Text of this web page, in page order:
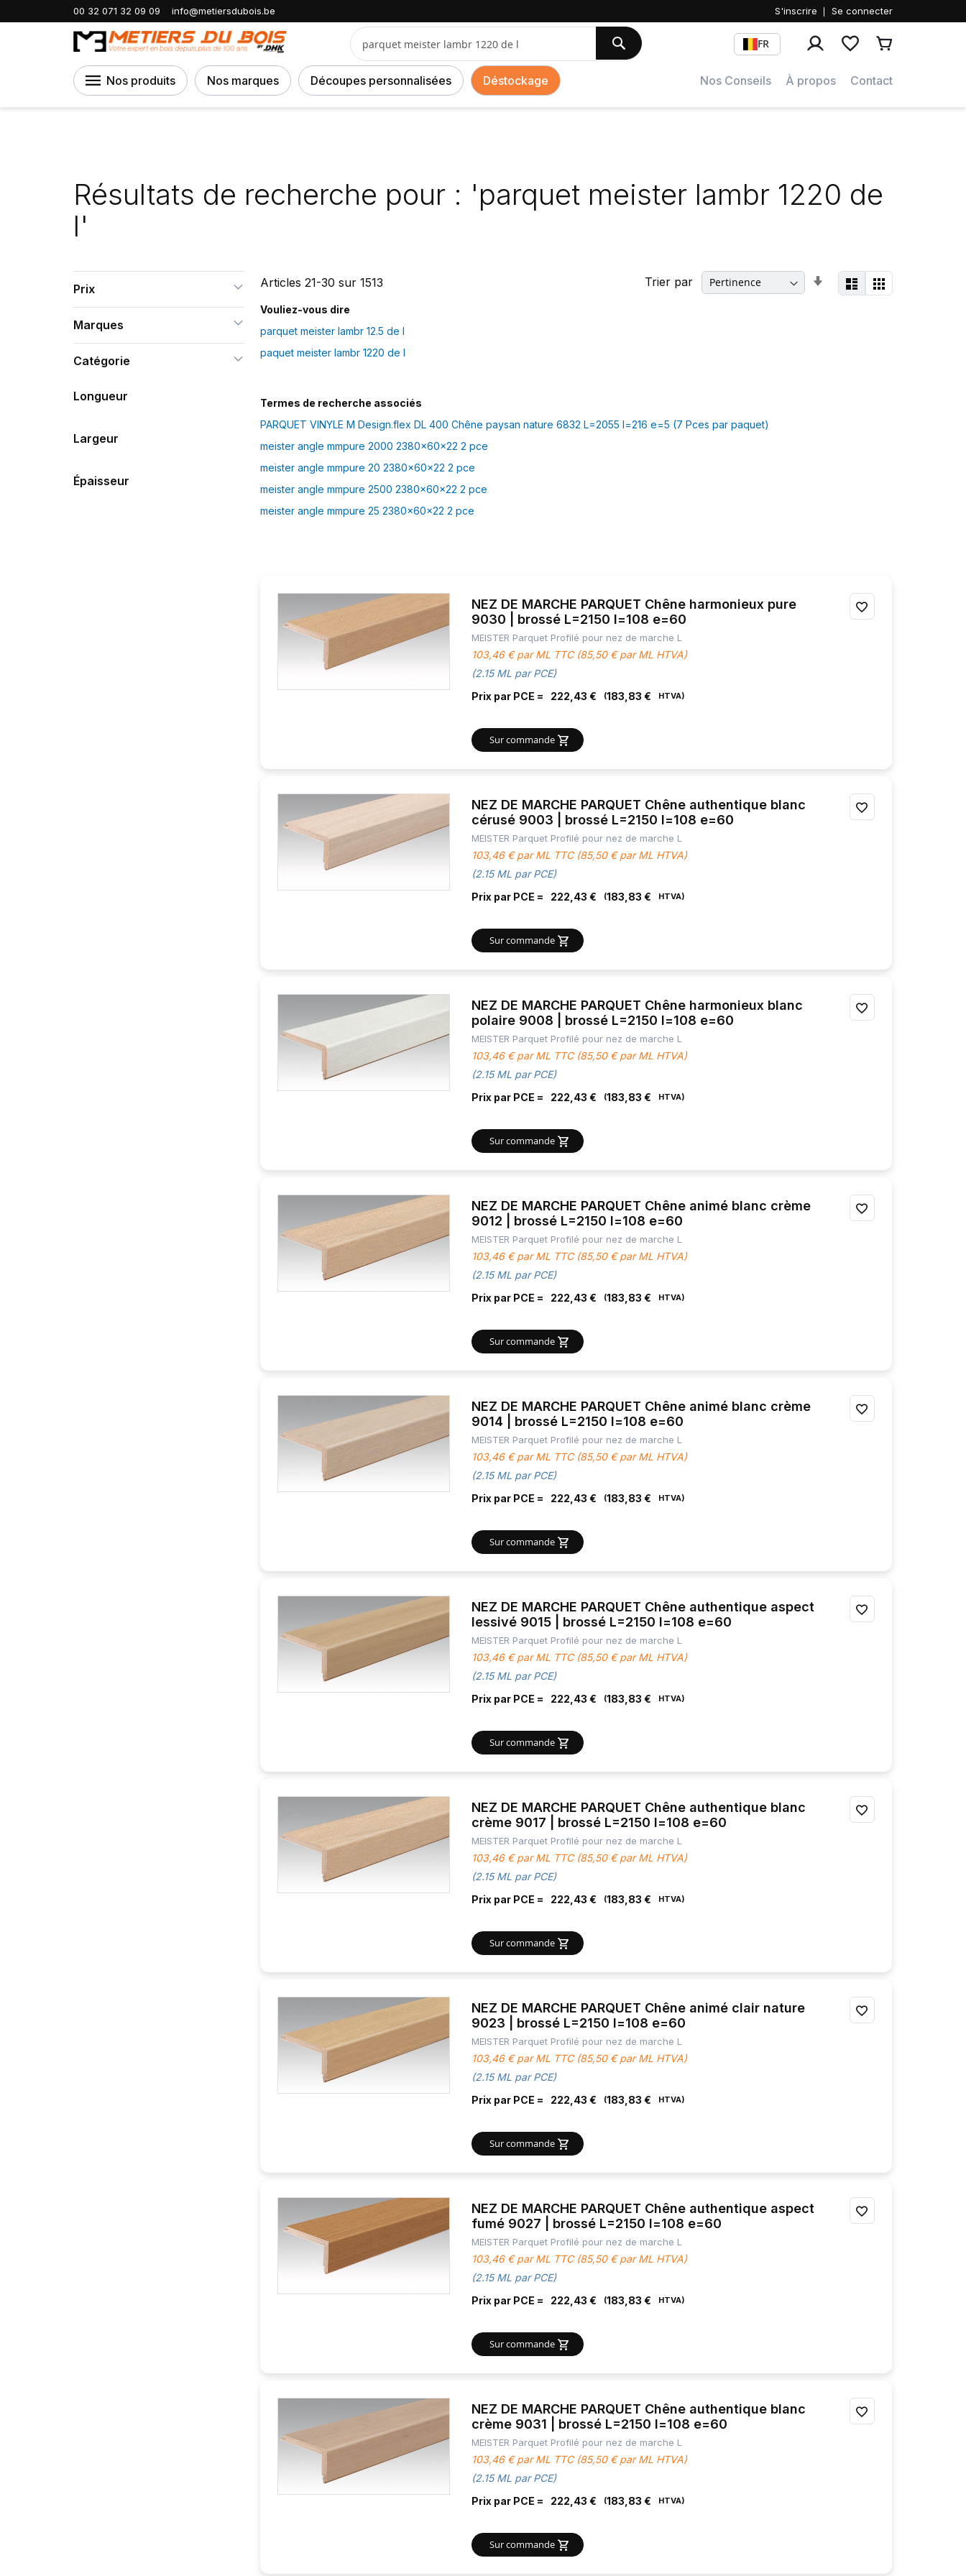
00 32 071 32 09 09 info@metiersdubois.be S'inscrire Se connecter
Chercher
Chercher FR
Nos produits Nos marques Découpes personnalisées Déstockage Nos Conseils À propos Contact
Accueil Résultats de recherche pour : 'parquet meister lambr 1220 de l'
Résultats de recherche pour : 'parquet meister lambr 1220 de
l'
Afficher
en
Liste Grille
Articles21-30 sur1513 Trier par
ordre
Vouliez-vous dire
parquet meister lambr 12.5 de l
paquet meister lambr 1220 de l
Termes de recherche associés
PARQUET VINYLE M Design.flex DL 400 Chêne paysan nature 6832 L=2055 l=216 e=5 (7 Pces par paquet)
meister angle mmpure 2000 2380x60x22 2 pce
meister angle mmpure 20 2380x60x22 2 pce
meister angle mmpure 2500 2380x60x22 2 pce
meister angle mmpure 25 2380x60x22 2 pce
NEZ DE MARCHE PARQUET Chêne harmonieux pure
9030 | brossé L=2150 l=108 e=60
MEISTER Parquet Profilé pour nez de marche L
103,46 € par ML TTC (85,50 € par ML HTVA)
(2.15 ML par PCE)
Prix par PCE =
222,43 € 183,83 €
Sur commande
NEZ DE MARCHE PARQUET Chêne authentique blanc
cérusé 9003 | brossé L=2150 l=108 e=60
MEISTER Parquet Profilé pour nez de marche L
103,46 € par ML TTC (85,50 € par ML HTVA)
(2.15 ML par PCE)
Prix par PCE =
222,43 € 183,83 €
Sur commande
NEZ DE MARCHE PARQUET Chêne harmonieux blanc
polaire 9008 | brossé L=2150 l=108 e=60
MEISTER Parquet Profilé pour nez de marche L
103,46 € par ML TTC (85,50 € par ML HTVA)
(2.15 ML par PCE)
Prix par PCE =
222,43 € 183,83 €
Sur commande
NEZ DE MARCHE PARQUET Chêne animé blanc crème
9012 | brossé L=2150 l=108 e=60
MEISTER Parquet Profilé pour nez de marche L
103,46 € par ML TTC (85,50 € par ML HTVA)
(2.15 ML par PCE)
Prix par PCE =
222,43 € 183,83 €
Sur commande
NEZ DE MARCHE PARQUET Chêne animé blanc crème
9014 | brossé L=2150 l=108 e=60
MEISTER Parquet Profilé pour nez de marche L
103,46 € par ML TTC (85,50 € par ML HTVA)
(2.15 ML par PCE)
Prix par PCE =
222,43 € 183,83 €
Sur commande
NEZ DE MARCHE PARQUET Chêne authentique aspect
lessivé 9015 | brossé L=2150 l=108 e=60
MEISTER Parquet Profilé pour nez de marche L
103,46 € par ML TTC (85,50 € par ML HTVA)
(2.15 ML par PCE)
Prix par PCE =
222,43 € 183,83 €
Sur commande
NEZ DE MARCHE PARQUET Chêne authentique blanc
crème 9017 | brossé L=2150 l=108 e=60
MEISTER Parquet Profilé pour nez de marche L
103,46 € par ML TTC (85,50 € par ML HTVA)
(2.15 ML par PCE)
Prix par PCE =
222,43 € 183,83 €
Sur commande
NEZ DE MARCHE PARQUET Chêne animé clair nature
9023 | brossé L=2150 l=108 e=60
MEISTER Parquet Profilé pour nez de marche L
103,46 € par ML TTC (85,50 € par ML HTVA)
(2.15 ML par PCE)
Prix par PCE =
222,43 € 183,83 €
Sur commande
NEZ DE MARCHE PARQUET Chêne authentique aspect
fumé 9027 | brossé L=2150 l=108 e=60
MEISTER Parquet Profilé pour nez de marche L
103,46 € par ML TTC (85,50 € par ML HTVA)
(2.15 ML par PCE)
Prix par PCE =
222,43 € 183,83 €
Sur commande
NEZ DE MARCHE PARQUET Chêne authentique blanc
crème 9031 | brossé L=2150 l=108 e=60
MEISTER Parquet Profilé pour nez de marche L
103,46 € par ML TTC (85,50 € par ML HTVA)
(2.15 ML par PCE)
Prix par PCE =
222,43 € 183,83 €
Sur commande
Prix
Marques
Catégorie
Longueur
Largeur
Épaisseur